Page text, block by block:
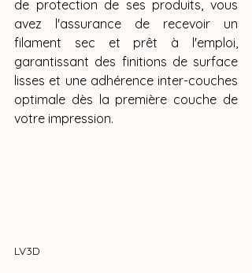
de protection de ses produits, vous
avez l'assurance de recevoir un
filament sec et prêt à l'emploi,
garantissant des finitions de surface
lisses et une adhérence inter-couches
optimale dès la première couche de
votre impression.
LV3D